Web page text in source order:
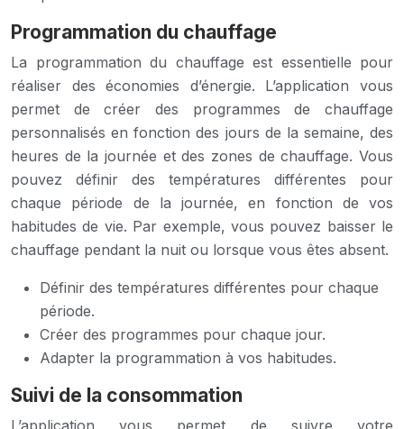
Programmation du chauffage
La programmation du chauffage est essentielle pour
réaliser des économies d’énergie. L’application vous
permet de créer des programmes de chauffage
personnalisés en fonction des jours de la semaine, des
heures de la journée et des zones de chauffage. Vous
pouvez définir des températures différentes pour
chaque période de la journée, en fonction de vos
habitudes de vie. Par exemple, vous pouvez baisser le
chauffage pendant la nuit ou lorsque vous êtes absent.
Définir des températures différentes pour chaque
période.
Créer des programmes pour chaque jour.
Adapter la programmation à vos habitudes.
Suivi de la consommation
L’application vous permet de suivre votre